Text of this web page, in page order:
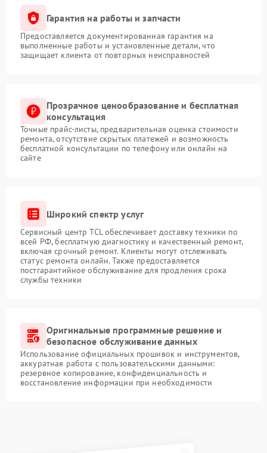
Гарантия на работы и запчасти
Предоставляется документированная гарантия на
выполненные работы и установленные детали, что
защищает клиента от повторных неисправностей
Прозрачное ценообразование и бесплатная
консультация
Точные прайс-листы, предварительная оценка стоимости
ремонта, отсутствие скрытых платежей и возможность
бесплатной консультации по телефону или онлайн на
сайте
Широкий спектр услуг
Сервисный центр TCL обеспечивает доставку техники по
всей РФ, бесплатную диагностику и качественный ремонт,
включая срочный ремонт. Клиенты могут отслеживать
статус ремонта онлайн. Также предоставляется
постгарантийное обслуживание для продления срока
службы техники
Оригинальные программные решение и
безопасное обслуживание данных
Использование официальных прошивок и инструментов,
аккуратная работа с пользовательскими данными:
резервное копирование, конфиденциальность и
восстановление информации при необходимости